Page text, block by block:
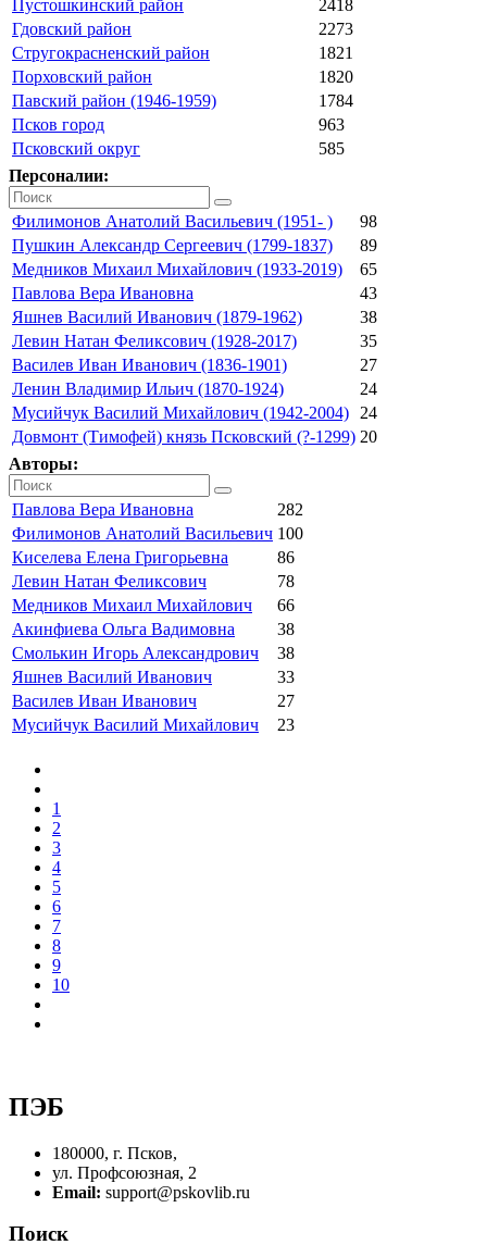
Пустошкинский район
2418
Гдовский район
2273
Стругокрасненский район
1821
Порховский район
1820
Павский район (1946-1959)
1784
Псков город
963
Псковский округ
585
Персоналии:
Филимонов Анатолий Васильевич (1951- )
98
Пушкин Александр Сергеевич (1799-1837)
89
Медников Михаил Михайлович (1933-2019)
65
Павлова Вера Ивановна
43
Яшнев Василий Иванович (1879-1962)
38
Левин Натан Феликсович (1928-2017)
35
Василев Иван Иванович (1836-1901)
27
Ленин Владимир Ильич (1870-1924)
24
Мусийчук Василий Михайлович (1942-2004)
24
Довмонт (Тимофей) князь Псковский (?-1299) 20
Авторы:
Павлова Вера Ивановна
282
Филимонов Анатолий Васильевич 100
Киселева Елена Григорьевна
86
Левин Натан Феликсович
78
Медников Михаил Михайлович
66
Акинфиева Ольга Вадимовна
38
Смолькин Игорь Александрович
38
Яшнев Василий Иванович
33
Василев Иван Иванович
27
Мусийчук Василий Михайлович
23
1
2
3
4
5
6
7
8
9
10
ПЭБ
180000, г. Псков,
ул. Профсоюзная, 2
Email: support@pskovlib.ru
Поиск